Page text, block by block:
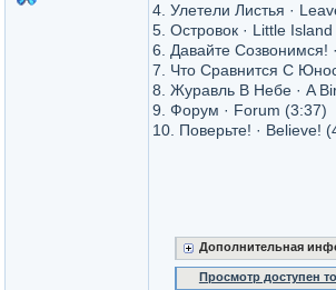
4. Улетели Листья ·
5. Островок · Little
6. Давайте Созвонимся!
7. Что Сравнится С
8. Журавль В Небе · A
9. Форум · Forum (3:37)
10. Поверьте! · Believe!
Дополнительная
Просмотр доступен